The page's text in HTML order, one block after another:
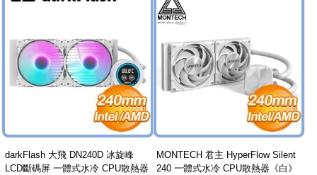
darkFlash 大飛 DN240D 冰旋峰
LCD斷碼屏 一體式水冷 CPU散熱器
MONTECH 君主 HyperFlow Silent
240 一體式水冷 CPU散熱器《白》